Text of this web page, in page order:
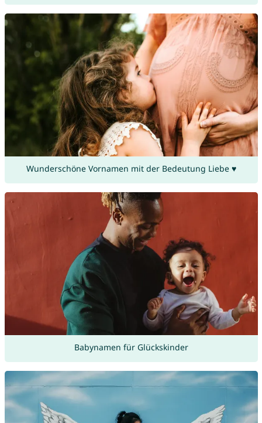
Wunderschöne Vornamen mit der Bedeutung Liebe ♥
Babynamen für Glückskinder